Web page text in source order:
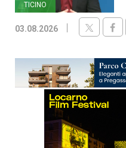
TICINO
03.08.2026